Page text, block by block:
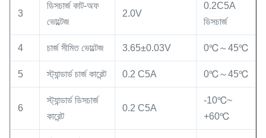
3
ডিসচার্জ কাট-অফ
ভোল্টেজ
2.0V
0.2C5A
ডিসচার্জ
4 চার্জ সীমিত ভোল্টেজ 3.65±0.03V 0℃～45℃
5 স্ট্যান্ডার্ড চার্জ কারেন্ট 0.2 C5A 0℃～45℃
6
স্ট্যান্ডার্ড ডিসচার্জ
কারেন্ট
0.2 C5A
-10℃~
+60℃